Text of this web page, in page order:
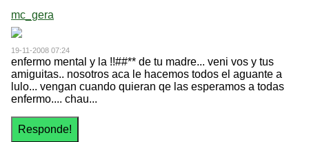
mc_gera
19-11-2008 07:24
enfermo mental y la !!##** de tu madre... veni vos y tus
amiguitas.. nosotros aca le hacemos todos el aguante a
lulo... vengan cuando quieran qe las esperamos a todas
enfermo.... chau...